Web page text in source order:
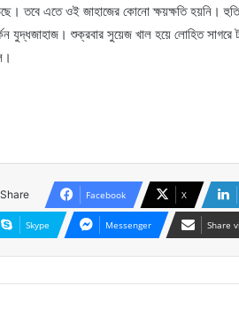
তবে এতে ওই জাহাজের কোনো ক্ষয়ক্ষতি হয়নি।
যুদ্ধজাহাজ। শুক্রবার সুয়েজ খাল হয়ে লোহিত
Share Facebook X
Skype Messenger Share